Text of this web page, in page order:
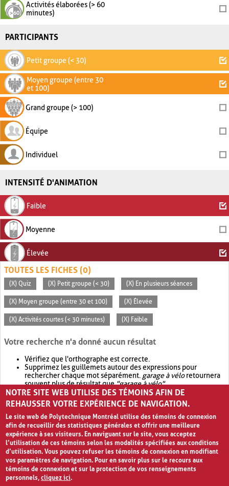
Activités élaborées (> 60
minutes)
PARTICIPANTS
Petit groupe (< 30)
Moyen groupe (entre 30
et 100)
Grand groupe (> 100)
Équipe
Individuel
INTENSITÉ D'ANIMATION
Faible
Moyenne
Élevée
TOUTES LES FICHES (0)
(X) Quiz (X) Petit groupe (< 30) (X) En plusieurs séances
(X) Moyen groupe (entre 30 et 100) (X) Élevée
(X) Activités courtes (< 30 minutes) (X) Faible
Votre recherche n'a donné aucun résultat
Vérifiez que l'orthographe est correcte.
Supprimez les guillemets autour des expressions pour
rechercher chaque mot séparément. garage à véloretournera
souvent plus de résultat que"garage à vélo".
Envisagez d'élargir votre recherche avec OR.garage OR vélo
retournera souvent plus de résultat quegarage à vélo
NOTRE SITE WEB UTILISE DES TÉMOINS AFIN DE
REHAUSSER VOTRE EXPÉRIENCE DE NAVIGATION.
Le site web de Polytechnique Montréal utilise des témoins de connexion
afin de recueillir des statistiques générales et offrir une meilleure
expérience à ses visiteurs. En naviguant sur le site, vous acceptez
l’utilisation de ces témoins selon les modalités spécifiées aux conditions
d’utilisation. Vous pouvez refuser les témoins de connexion en modifiant
vos paramètres de navigation. Pour en savoir plus sur le recours aux
témoins de connexion et sur la protection de vos renseignements
personnels,cliquez ici.